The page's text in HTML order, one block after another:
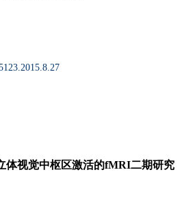
体视觉中枢区激活的fMRI二期研究